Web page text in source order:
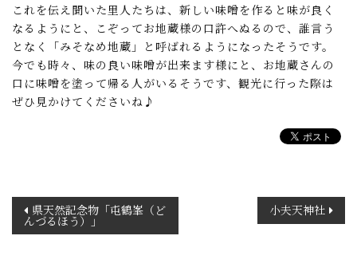
これを伝え聞いた里人たちは、新しい味噌を作ると味が良く
なるようにと、こぞってお地蔵様の口許へぬるので、誰言う
となく「みそなめ地蔵」と呼ばれるようになったそうです。
今でも時々、味の良い味噌が出来ます様にと、お地蔵さんの
口に味噌を塗って帰る人がいるそうです、観光に行った際は
ぜひ見かけてくださいね♪
県天然記念物「屯鶴峯（ど
んづるほう）」
小夫天神社